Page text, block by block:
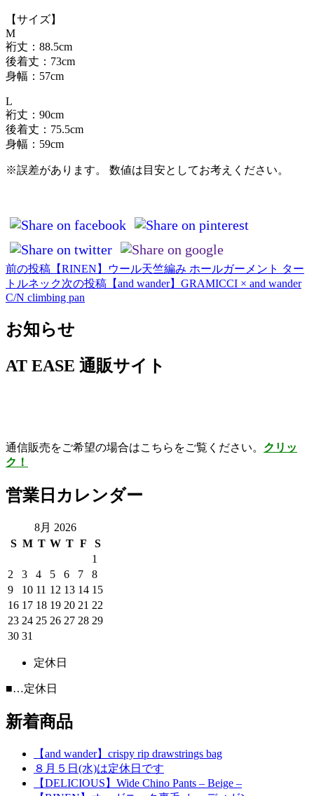
【サイズ】
M
裄丈：88.5cm
後着丈：73cm
身幅：57cm
L
裄丈：90cm
後着丈：75.5cm
身幅：59cm
※誤差があります。 数値は目安としてお考えください。
投
稿
ナ
ビ
ゲ
ン
前の投稿 【RINEN】ウール天竺編み ホールガーメント ター
トルネック次の投稿 【and wander】GRAMICCI × and wander
C/N climbing pan
お知らせ
AT EASE 通販サイト
通信販売をご希望の場合はこちらをご覧ください。 クリッ
ク！
営業日カレンダー
8月 2026
S M T W T F
S
1
2
3 4 5 6 7
8
9
10 11 12 13 14 15
16 17 18 19 20 21 22
23 24 25 26 27 28 29
30 31
定休日
■…定休日
新着商品
【and wander】crispy rip drawstrings bag
８月５日(水)は定休日です
【DELICIOUS】Wide Chino Pants – Beige –